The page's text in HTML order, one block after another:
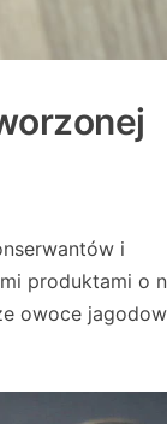
i
produktami o
owoce